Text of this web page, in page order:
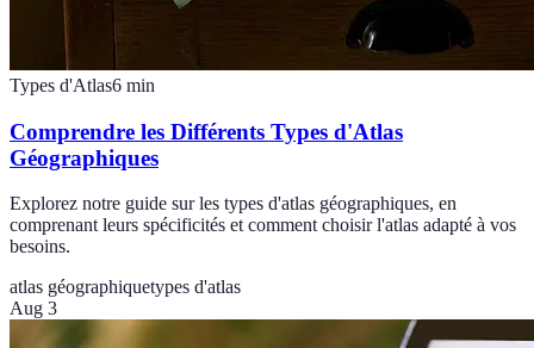
Types d'Atlas6 min
Comprendre les Différents Types d'Atlas
Géographiques
Explorez notre guide sur les types d'atlas géographiques, en
comprenant leurs spécificités et comment choisir l'atlas adapté à vos
besoins.
atlas géographiquetypes d'atlas
Aug 3